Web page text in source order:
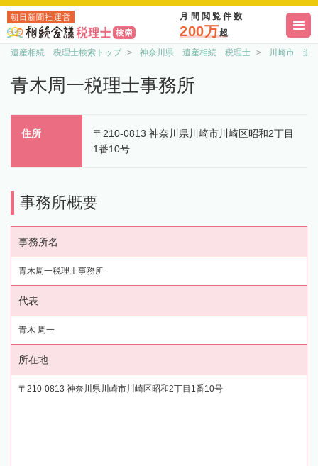
朝日新聞社運営 月間閲覧件数
200万超
遺産相続 税理士検索トップ 神奈川県 遺産相続 税理士 川崎市 遺
青木周一税理士事務所
住所
〒210-0813 神奈川県川崎市川崎区昭和2丁目
1番10号
事務所概要
事務所名
青木周一税理士事務所
代表
青木 周一
所在地
〒210-0813 神奈川県川崎市川崎区昭和2丁目1番10号